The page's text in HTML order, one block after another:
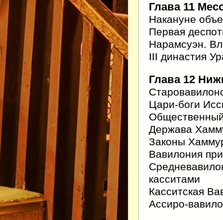
Глава 11
Накануне
Первая
Нарамсуэн.
III династия
Глава 12
Цари-боги
Держава
Законы
Вавилония
касситами
Касситская
Ассиро-